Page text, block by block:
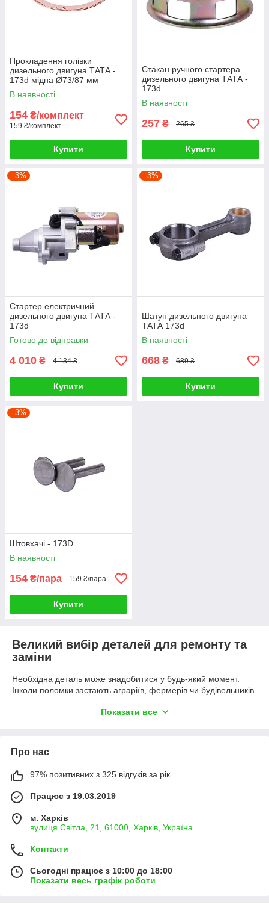
Прокладення голівки
дизельного двигуна ТАТА -
173d мідна Ø73/87 мм
В наявності
154 ₴/комплект
159 ₴/комплект
Купити
Стакан ручного стартера
дизельного двигуна ТАТА -
173d
В наявності
257 ₴ 265 ₴
Купити
–3%
Стартер електричний
дизельного двигуна ТАТА -
173d
Готово до відправки
4 010 ₴ 4 134 ₴
Купити
–3%
Шатун дизельного двигуна
ТАТА 173d
В наявності
668 ₴ 689 ₴
Купити
–3%
Штовхачі - 173D
В наявності
154 ₴/пара 159 ₴/пара
Купити
Великий вибір деталей для ремонту та
заміни
Необхідна деталь може знадобитися у будь-який момент.
Інколи поломки застають аграріїв, фермерів чи будівельників
ремонт година впливає на результат роботи. Саме тому ми
широкий вибір розхідників та змінних деталей, які дозволяють
оперативно проводити ремонтні роботи, здійснювати
регулярний техогляд і, як результат, запобігати простою у
роботі. У нас ви знайдете клапани, штовхачі та багато інших
запчастин на двигун 5 к.с. для вашого мотоблока та техніки за
вигідними цінами.
На нашому сайті можна замовити онлайн:
охолодженням;
вкладиші шатуна STD-173D шириною 19 мм;
Показати все
Про нас
97% позитивних з 325 відгуків за рік
Працює з 19.03.2019
м. Харків
вулиця Світла, 21, 61000, Харків, Україна
Контакти
Сьогодні працює з 10:00 до 18:00
Показати весь графік роботи